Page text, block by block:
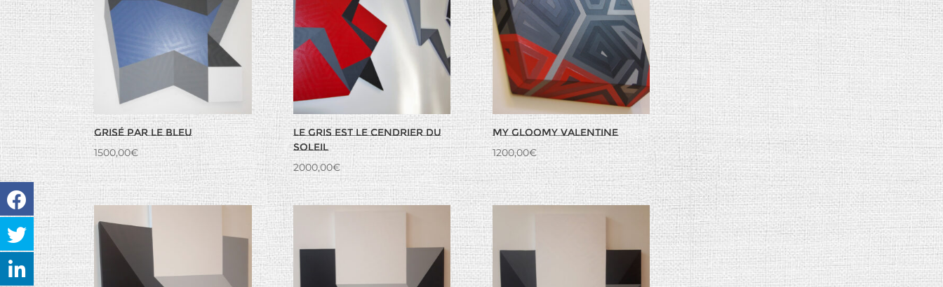
Grisé par le bleu
1500,00€
Le gris est le cendrier du
soleil
2000,00€
My gloomy valentine
1200,00€